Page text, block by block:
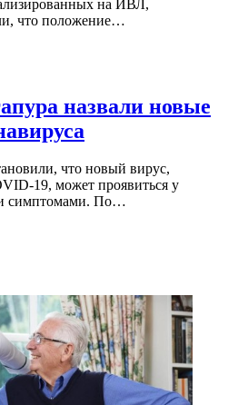
на ИВЛ,
что положение…
назвали новые
что новый вирус,
19, может проявиться у
симптомами. По…